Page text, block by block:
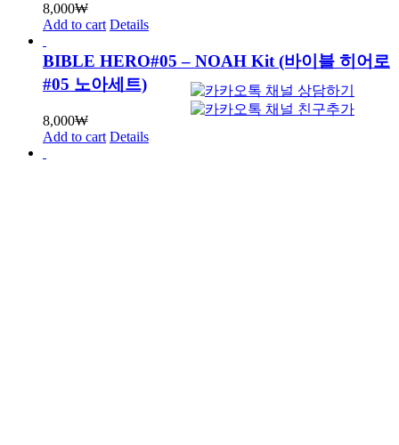
8,000₩
Add to cart Details
BIBLE HERO#05 – NOAH Kit (바이블 히어로
#05 노아세트)
8,000₩
Add to cart Details